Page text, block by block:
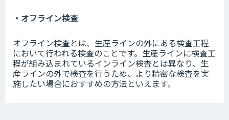
・オフライン検査
オフライン検査とは、生産ラインの外にある検査工程
において行われる検査のことです。生産ラインに検査工
程が組み込まれているインライン検査とは異なり、生
産ラインの外で検査を行うため、より精密な検査を実
施したい場合におすすめの方法といえます。